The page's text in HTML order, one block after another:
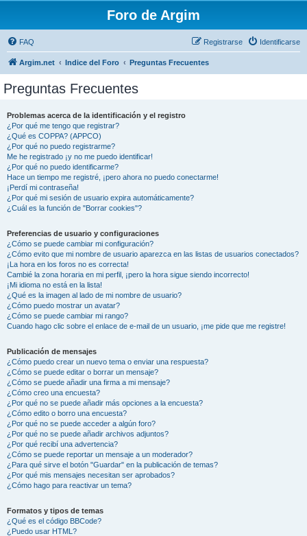
Foro de Argim
FAQ Identificarse
Registrarse
Argim.net Indice del Foro Preguntas Frecuentes
Preguntas Frecuentes
Problemas acerca de la identificación y el registro
¿Por qué me tengo que registrar?
¿Qué es COPPA? (APPCO)
¿Por qué no puedo registrarme?
Me he registrado ¡y no me puedo identificar!
¿Por qué no puedo identificarme?
Hace un tiempo me registré, ¡pero ahora no puedo conectarme!
¡Perdí mi contraseña!
¿Por qué mi sesión de usuario expira automáticamente?
¿Cuál es la función de "Borrar cookies"?
Preferencias de usuario y configuraciones
¿Cómo se puede cambiar mi configuración?
¿Cómo evito que mi nombre de usuario aparezca en las listas de usuarios conectados?
¡La hora en los foros no es correcta!
Cambié la zona horaria en mi perfil, ¡pero la hora sigue siendo incorrecto!
¡Mi idioma no está en la lista!
¿Qué es la imagen al lado de mi nombre de usuario?
¿Cómo puedo mostrar un avatar?
¿Cómo se puede cambiar mi rango?
Cuando hago clic sobre el enlace de e-mail de un usuario, ¡me pide que me registre!
Publicación de mensajes
¿Cómo puedo crear un nuevo tema o enviar una respuesta?
¿Cómo se puede editar o borrar un mensaje?
¿Cómo se puede añadir una firma a mi mensaje?
¿Cómo creo una encuesta?
¿Por qué no se puede añadir más opciones a la encuesta?
¿Cómo edito o borro una encuesta?
¿Por qué no se puede acceder a algún foro?
¿Por qué no se puede añadir archivos adjuntos?
¿Por qué recibí una advertencia?
¿Cómo se puede reportar un mensaje a un moderador?
¿Para qué sirve el botón "Guardar" en la publicación de temas?
¿Por qué mis mensajes necesitan ser aprobados?
¿Cómo hago para reactivar un tema?
Formatos y tipos de temas
¿Qué es el código BBCode?
¿Puedo usar HTML?